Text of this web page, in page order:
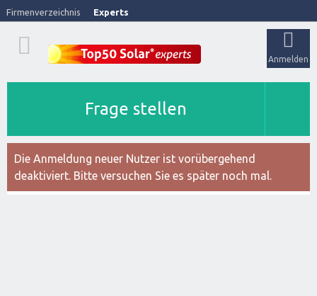
Firmenverzeichnis Experts
Anmelden
Frage stellen
Die Anmeldung neuer Nutzer ist vorübergehend
deaktiviert. Bitte versuchen Sie es später noch mal.